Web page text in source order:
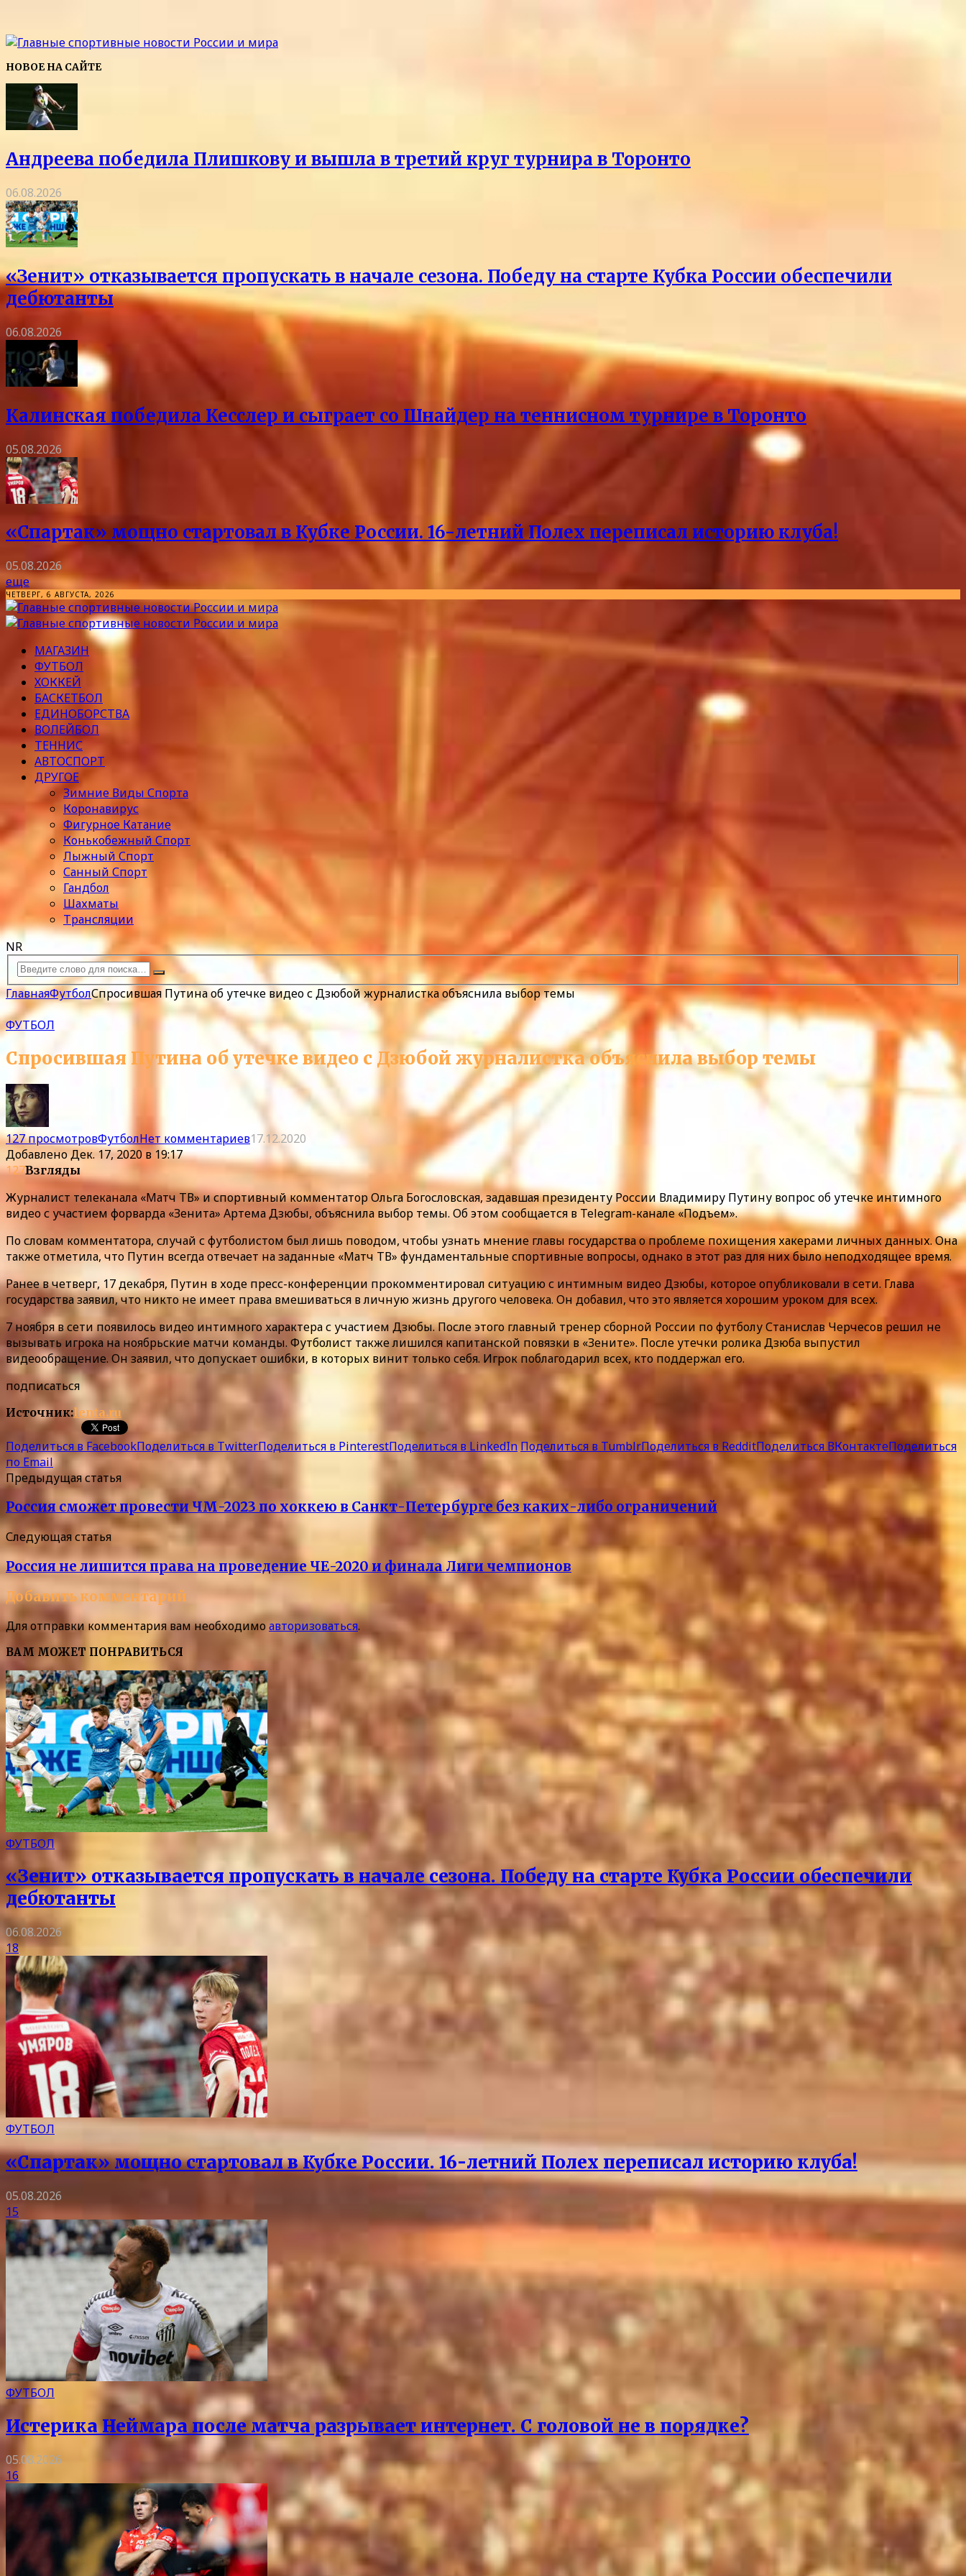
НОВОЕ НА САЙТЕ
Андреева победила Плишкову и вышла в третий круг турнира в Торонто
06.08.2026
«Зенит» отказывается пропускать в начале сезона. Победу на старте Кубка России обеспечили
дебютанты
06.08.2026
Калинская победила Кесслер и сыграет со Шнайдер на теннисном турнире в Торонто
05.08.2026
«Спартак» мощно стартовал в Кубке России. 16-летний Полех переписал историю клуба!
05.08.2026
еще
ЧЕТВЕРГ, 6 АВГУСТА, 2026
МАГАЗИН
ФУТБОЛ
ХОККЕЙ
БАСКЕТБОЛ
ЕДИНОБОРСТВА
ВОЛЕЙБОЛ
ТЕННИС
АВТОСПОРТ
ДРУГОЕ
Зимние Виды Спорта
Коронавирус
Фигурное Катание
Конькобежный Спорт
Лыжный Спорт
Санный Спорт
Гандбол
Шахматы
Трансляции
NR
ГлавнаяФутболСпросившая Путина об утечке видео с Дзюбой журналистка объяснила выбор темы
ФУТБОЛ
Спросившая Путина об утечке видео с Дзюбой журналистка объяснила выбор темы
127 просмотровФутболНет комментариев17.12.2020
ДобавленоДек. 17, 2020 в 19:17
127Взгляды
Журналист телеканала «Матч ТВ» и спортивный комментатор Ольга Богословская, задавшая президенту России Владимиру Путину вопрос об утечке интимного
видео с участием форварда «Зенита» Артема Дзюбы, объяснила выбор темы. Об этом сообщается в Telegram-канале «Подъем».
По словам комментатора, случай с футболистом был лишь поводом, чтобы узнать мнение главы государства о проблеме похищения хакерами личных данных. Она
также отметила, что Путин всегда отвечает на заданные «Матч ТВ» фундаментальные спортивные вопросы, однако в этот раз для них было неподходящее время.
Ранее в четверг, 17 декабря, Путин в ходе пресс-конференции прокомментировал ситуацию с интимным видео Дзюбы, которое опубликовали в сети. Глава
государства заявил, что никто не имеет права вмешиваться в личную жизнь другого человека. Он добавил, что это является хорошим уроком для всех.
7 ноября в сети появилось видео интимного характера с участием Дзюбы. После этого главный тренер сборной России по футболу Станислав Черчесов решил не
вызывать игрока на ноябрьские матчи команды. Футболист также лишился капитанской повязки в «Зените». После утечки ролика Дзюба выпустил
видеообращение. Он заявил, что допускает ошибки, в которых винит только себя. Игрок поблагодарил всех, кто поддержал его.
подписаться
Источник:lenta.ru
Поделиться в FacebookПоделиться в TwitterПоделиться в PinterestПоделиться в LinkedInПоделиться в TumblrПоделиться в RedditПоделиться ВКонтактеПоделиться
по Email
Предыдущая статья
Россия сможет провести ЧМ-2023 по хоккею в Санкт-Петербурге без каких-либо ограничений
Следующая статья
Россия не лишится права на проведение ЧЕ-2020 и финала Лиги чемпионов
Добавить комментарий
Для отправки комментария вам необходимо авторизоваться.
ВАМ МОЖЕТ ПОНРАВИТЬСЯ
ФУТБОЛ
«Зенит» отказывается пропускать в начале сезона. Победу на старте Кубка России обеспечили
дебютанты
06.08.2026
18
ФУТБОЛ
«Спартак» мощно стартовал в Кубке России. 16-летний Полех переписал историю клуба!
05.08.2026
15
ФУТБОЛ
Истерика Неймара после матча разрывает интернет. С головой не в порядке?
05.08.2026
16